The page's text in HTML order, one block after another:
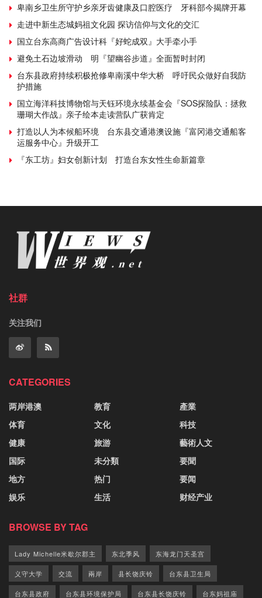
卑南乡卫生所守护乡亲牙齿健康及口腔医疗 牙科部今揭牌开幕
走进中新生态城妈祖文化园 探访信仰与文化的交汇
国立台东高商广告设计科『好蛇成双』大手牵小手
避免土石边坡滑动 明『望幽谷步道』全面暂时封闭
台东县政府持续积极抢修卑南溪中华大桥 呼吁民众做好自我防
护措施
国立海洋科技博物馆与天钰环境永续基金会『SOS探险队：拯救
珊瑚大作战』亲子绘本走读营队广获肯定
打造以人为本候船环境 台东县交通港澳设施『富冈港交通船客
运服务中心』升级开工
『东工坊』妇女创新计划 打造台东女性生命新篇章
社群
关注我们
CATEGORIES
两岸港澳
体育
健康
国际
地方
娱乐
教育
文化
旅游
未分類
热门
生活
產業
科技
藝術人文
要聞
要闻
财经产业
BROWSE BY TAG
Lady Michelle米歇尔郡主 东北季风 东海龙门天圣宫
义守大学 交流 兩岸 县长饶庆铃 台东县卫生局
台东县政府 台东县环境保护局 台东县长饶庆铃 台东妈祖庙